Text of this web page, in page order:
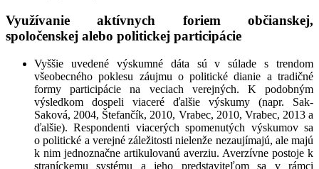
Využívanie aktívnych foriem občianskej,
spoločenskej alebo politickej participácie
Vyššie uvedené výskumné dáta sú v súlade s trendom
všeobecného poklesu záujmu o politické dianie a tradičné
formy participácie na veciach verejných. K podobným
výsledkom dospeli viaceré ďalšie výskumy (napr. Sak-
Saková, 2004, Štefančík, 2010, Vrabec, 2010, Vrabec, 2013 a
ďalšie). Respondenti viacerých spomenutých výskumov sa
o politické a verejné záležitosti nielenže nezaujímajú, ale majú
k nim jednoznačne artikulovanú averziu. Averzívne postoje k
straníckemu systému a jeho predstaviteľom sa v rámci